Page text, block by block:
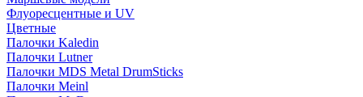
Флуоресцентные и UV
Цветные
Палочки Kaledin
Палочки Lutner
Палочки MDS Metal DrumSticks
Палочки Meinl